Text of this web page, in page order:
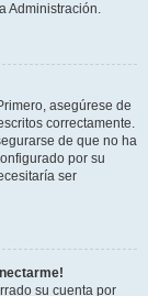
Administración.
asegúrese de
correctamente.
de que no ha
por su
ser
su cuenta por